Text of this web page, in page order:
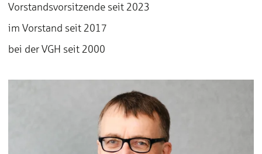
Vorstandsvorsitzende seit 2023
im Vorstand seit 2017
bei der VGH seit 2000